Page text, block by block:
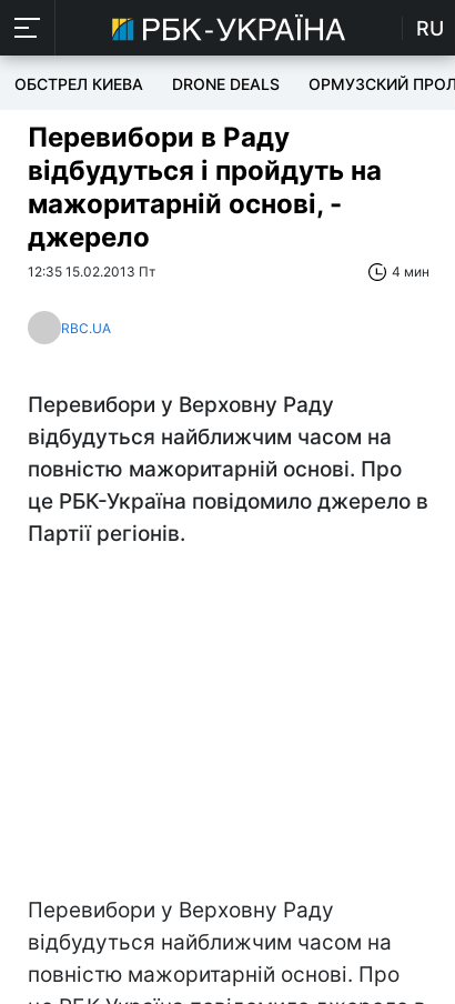
RU
ОБСТРЕЛ КИЕВА DRONE DEALS ОРМУЗСКИЙ
Перевибори в Раду
відбудуться і пройдуть на
мажоритарній основі, -
джерело
12:35 15.02.2013 Пт 4 мин
RBC.UA
Перевибори у Верховну Раду
відбудуться найближчим часом на
повністю мажоритарній основі. Про
це РБК-Україна повідомило джерело в
Партії регіонів.
Перевибори у Верховну Раду
відбудуться найближчим часом на
повністю мажоритарній основі. Про